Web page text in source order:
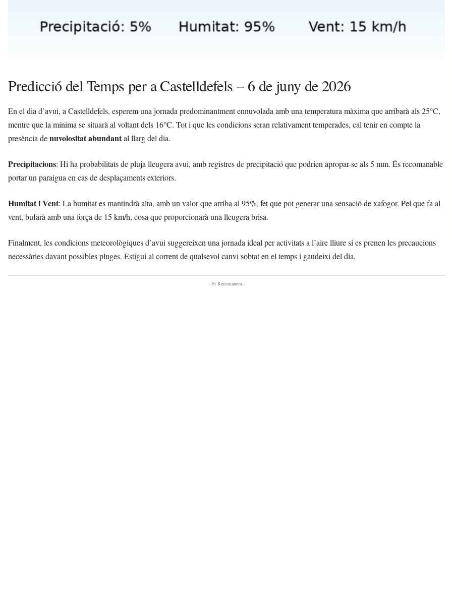
Predicció del Temps per a Castelldefels – 6 de juny de 2026
En el dia d’avui, a Castelldefels, esperem una jornada predominantment ennuvolada amb una temperatura màxima que arribarà als 25°C,
mentre que la mínima se situarà al voltant dels 16°C. Tot i que les condicions seran relativament temperades, cal tenir en compte la
presència denuvolositat abundantal llarg del dia.
Precipitacions: Hi ha probabilitats de pluja lleugera avui, amb registres de precipitació que podrien apropar-se als 5 mm. És recomanable
portar un paraigua en cas de desplaçaments exteriors.
Humitat i Vent: La humitat es mantindrà alta, amb un valor que arriba al 95%, fet que pot generar una sensació de xafogor. Pel que fa al
vent, bufarà amb una força de 15 km/h, cosa que proporcionarà una lleugera brisa.
Finalment, les condicions meteorològiques d’avui suggereixen una jornada ideal per activitats a l’aire lliure si es prenen les precaucions
necessàries davant possibles pluges. Estigui al corrent de qualsevol canvi sobtat en el temps i gaudeixi del dia.
- Et Recomanem -